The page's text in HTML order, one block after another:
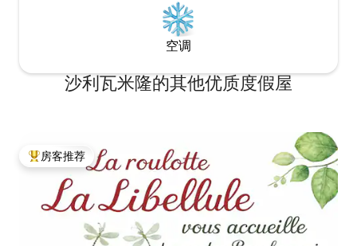
空调
沙利瓦米隆的其他优质度假屋
热门「房客推荐」
房客推荐